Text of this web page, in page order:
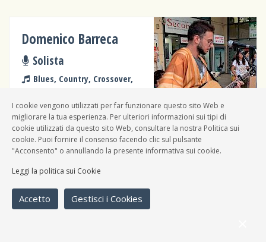
Domenico Barreca
Solista
Blues, Country, Crossover,
blues, Varie
L'arca Di Siè
Altro
Varie
I cookie vengono utilizzati per far funzionare questo sito Web e
migliorare la tua esperienza. Per ulteriori informazioni sui tipi di
cookie utilizzati da questo sito Web, consultare la nostra Politica sui
cookie. Puoi fornire il consenso facendo clic sul pulsante
"Acconsento" o annullando la presente informativa sui cookie.
Leggi la politica sui Cookie
Accetto Gestisci i Cookies